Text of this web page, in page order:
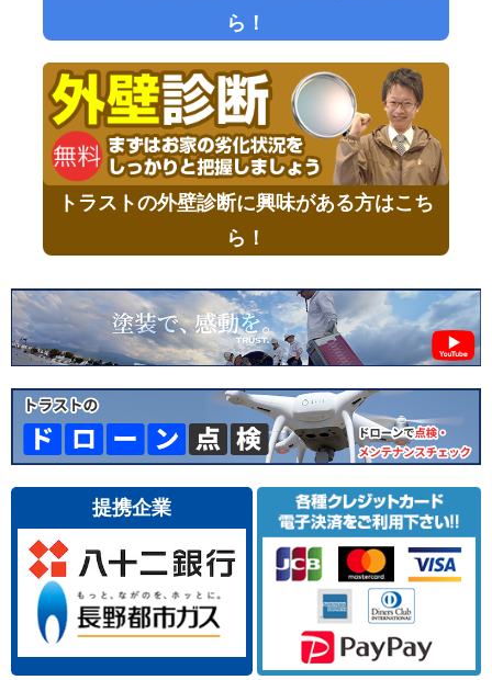
ら！
トラストの外壁診断に興味がある方はこち
ら！
提携企業